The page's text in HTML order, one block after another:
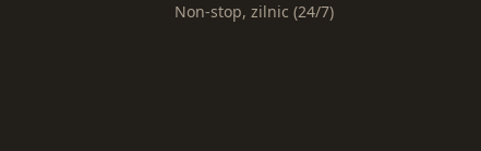
Non-stop, zilnic (24/7)